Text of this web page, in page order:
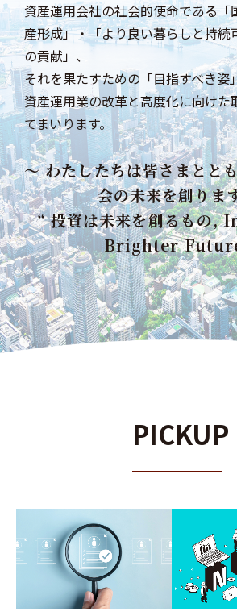
資産運用会社の社会的使命である「
産形成」・「より良い暮らしと持続
の貢献」、
それを果たすための「目指すべき姿
資産運用業の改革と高度化に向けた
てまいります。
～ わたしたちは皆さまとと
会の未来を創りま
“ 投資は未来を創るもの
Brighter
PICKUP